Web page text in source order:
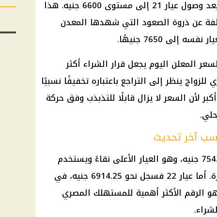
نقطة متابعة مهمة للمستهلكين بعد وصول عيار 21 إلى مستوى 6600 جنيه. هذا
عن ذروة الصعود التي شهدها المعدن
إلى 7650 جنيهًا.
المعلن اليوم يجعل قرار الشراء أكثر
ينظر إلى التراجع باعتباره تخفيفًا نسبيًا
لأن السعر لا يزال قابلًا للتذبذب وفق حركة
آخر تحديث
سجل سعر الذهب عيار 24 نحو 7542.75 جنيه، وهو العيار الأعلى نقاءً ويستخدم
غالبًا كمؤشر عام لحركة باقي الأعيرة. أما عيار 22 فسجل نحو 6914.25 جنيه، في
21 عند 6600 جنيه، وهو الرقم الأكثر أهمية للمستهلك المصري